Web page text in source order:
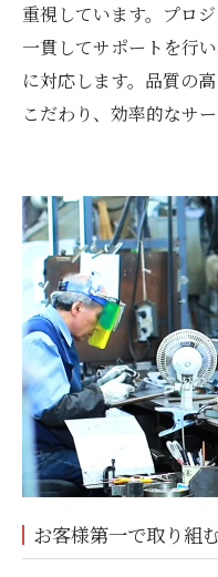
重視しています。プロ
一貫してサポートを行
に対応します。品質の
こだわり、効率的なサ
お客様第一で取り組